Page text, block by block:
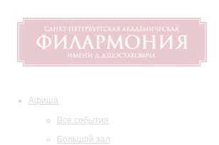
Афиша
Все события
Большой зал